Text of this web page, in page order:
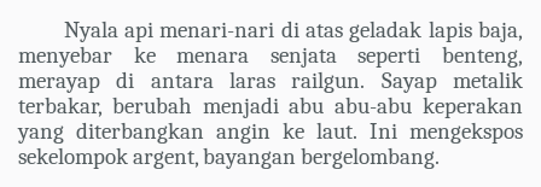
Nyala api menari-nari di atas geladak lapis baja,
menyebar ke menara senjata seperti benteng,
merayap di antara laras railgun. Sayap metalik
terbakar, berubah menjadi abu abu-abu keperakan
yang diterbangkan angin ke laut. Ini mengekspos
sekelompok argent, bayangan bergelombang.